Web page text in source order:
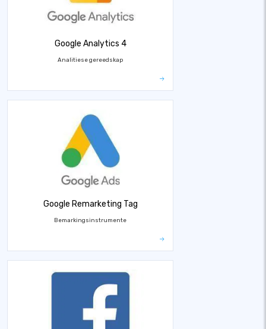
Google Analytics 4
Analitiese gereedskap
Google Remarketing Tag
Bemarkingsinstrumente